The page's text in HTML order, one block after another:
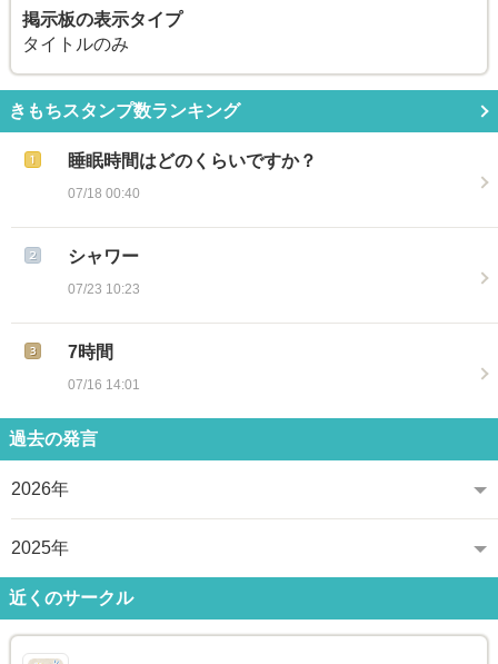
掲示板の表示タイプ
タイトルのみ
きもちスタンプ数ランキング
睡眠時間はどのくらいですか？
07/18 00:40
シャワー
07/23 10:23
7時間
07/16 14:01
過去の発言
2026年
2025年
近くのサークル